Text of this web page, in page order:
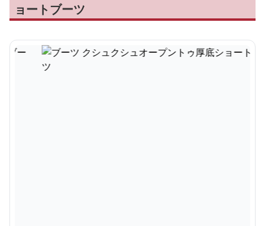
ョートブーツ